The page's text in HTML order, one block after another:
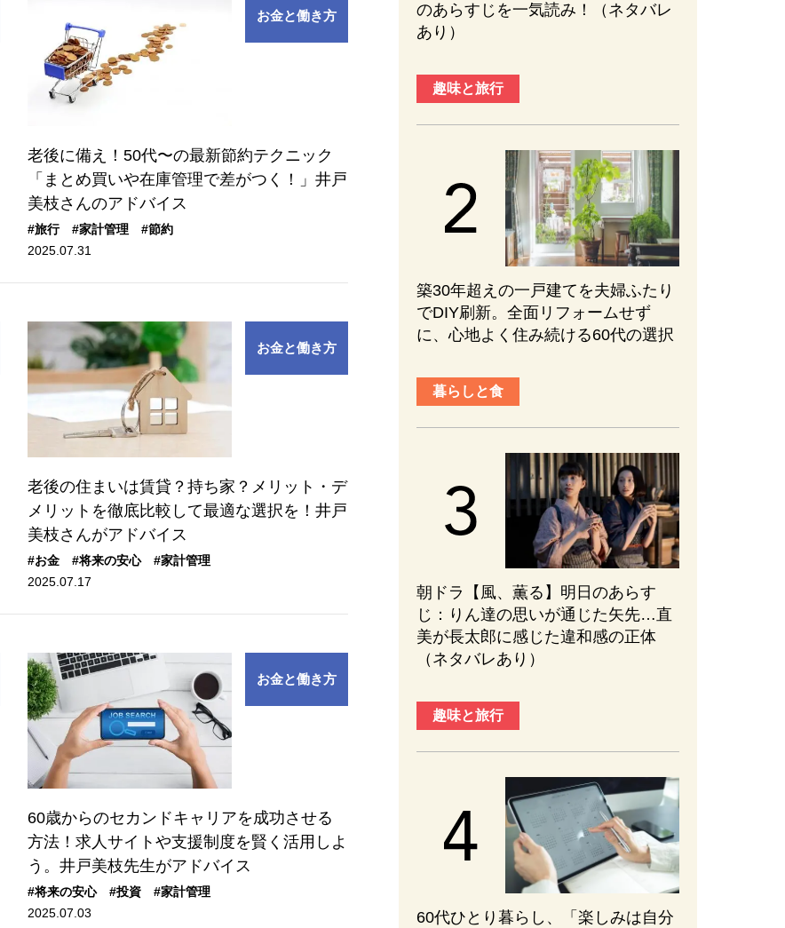
お金と働き方
老後に備え！50代〜の最新節約テクニック
「まとめ買いや在庫管理で差がつく！」井戸
美枝さんのアドバイス
#旅行 #家計管理
#節約
2025.07.31
お金と働き方
老後の住まいは賃貸？持ち家？メリット・デ
メリットを徹底比較して最適な選択を！井戸
美枝さんがアドバイス
#お金 #将来の安心
#家計管理
2025.07.17
お金と働き方
60歳からのセカンドキャリアを成功させる
方法！求人サイトや支援制度を賢く活用しよ
う。井戸美枝先生がアドバイス
#将来の安心 #投資
#家計管理
2025.07.03
のあらすじを一気読み！（ネタバレ
あり）
趣味と旅行
築30年超えの一戸建てを夫婦ふたり
でDIY刷新。全面リフォームせず
に、心地よく住み続ける60代の選択
暮らしと食
朝ドラ【風、薫る】明日のあらす
じ：​りん達の思いが通じた矢先…直
美が長太郎に感じた違和感の正体
（ネタバレあり）
趣味と旅行
60代ひとり暮らし、「楽しみは自分